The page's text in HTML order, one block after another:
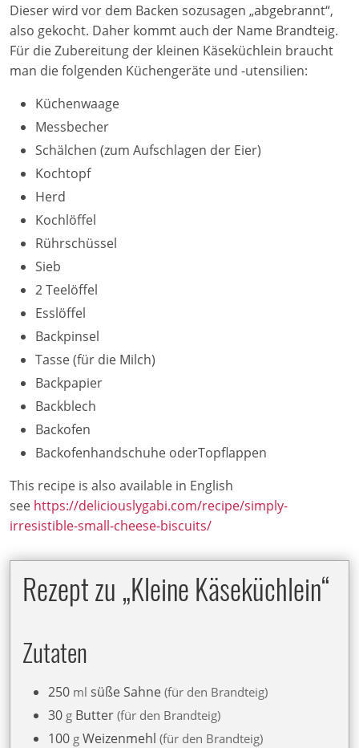
Dieser wird vor dem Backen sozusagen „abgebrannt“,
also gekocht. Daher kommt auch der Name Brandteig.
Für die Zubereitung der kleinen Käseküchlein braucht
man die folgenden Küchengeräte und -utensilien:
Küchenwaage
Messbecher
Schälchen (zum Aufschlagen der Eier)
Kochtopf
Herd
Kochlöffel
Rührschüssel
Sieb
2 Teelöffel
Esslöffel
Backpinsel
Tasse (für die Milch)
Backpapier
Backblech
Backofen
Backofenhandschuhe oderTopflappen
This recipe is also available in English
see https://deliciouslygabi.com/recipe/simply-
irresistible-small-cheese-biscuits/
Rezept zu „Kleine Käseküchlein“
Zutaten
250 ml süße Sahne für den Brandteig
30 g Butter für den Brandteig
100 g Weizenmehl für den Brandteig